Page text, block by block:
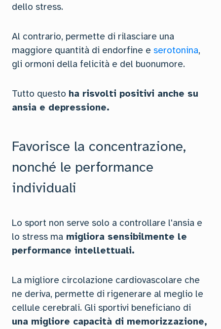
dello stress.
Al contrario, permette di rilasciare una
maggiore quantità di endorfine e serotonina,
gli ormoni della felicità e del buonumore.
Tutto questo ha risvolti positivi anche su
ansia e depressione.
Favorisce la concentrazione,
nonché le performance
individuali
Lo sport non serve solo a controllare l'ansia e
lo stress ma migliora sensibilmente le
performance intellettuali.
La migliore circolazione cardiovascolare che
ne deriva, permette di rigenerare al meglio le
cellule cerebrali. Gli sportivi beneficiano di
una migliore capacità di memorizzazione,